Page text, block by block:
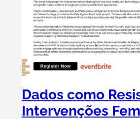
Dados como
Intervenções